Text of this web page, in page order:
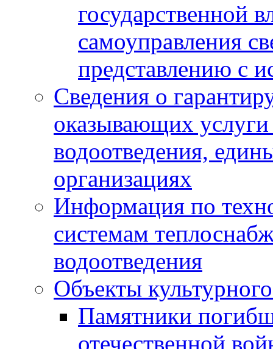
государственной
самоуправления
представлению с
Сведения о
оказывающих
водоотведения,
организациях
Информация по
системам
водоотведения
Объекты
Памятники
отечественной